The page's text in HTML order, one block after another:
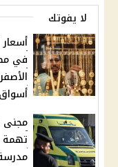
لا يفوتك
في
مجنى
تهمة